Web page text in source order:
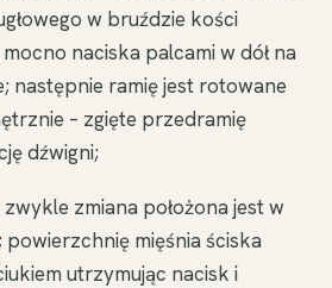
w bruździe kości
naciska palcami w dół na
następnie ramię jest rotowane
– zgięte przedramię
dźwigni;
zmiana położona jest w
powierzchnię mięśnia ściska
utrzymując nacisk i